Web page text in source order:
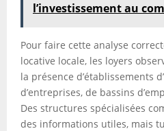
l’investissement au
Pour faire cette analyse
locative locale, les loyers
la présence d’établissements
d’entreprises, de bassins
Des structures spécialisées
des informations utiles, mais